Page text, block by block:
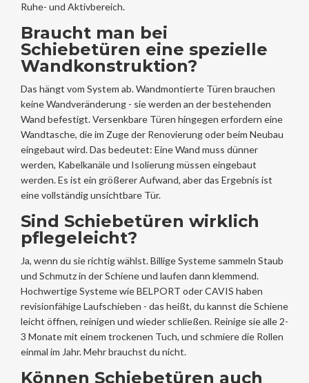
Ruhe- und Aktivbereich.
Braucht man bei
Schiebetüren eine spezielle
Wandkonstruktion?
Das hängt vom System ab. Wandmontierte Türen brauchen
keine Wandveränderung - sie werden an der bestehenden
Wand befestigt. Versenkbare Türen hingegen erfordern eine
Wandtasche, die im Zuge der Renovierung oder beim Neubau
eingebaut wird. Das bedeutet: Eine Wand muss dünner
werden, Kabelkanäle und Isolierung müssen eingebaut
werden. Es ist ein größerer Aufwand, aber das Ergebnis ist
eine vollständig unsichtbare Tür.
Sind Schiebetüren wirklich
pflegeleicht?
Ja, wenn du sie richtig wählst. Billige Systeme sammeln Staub
und Schmutz in der Schiene und laufen dann klemmend.
Hochwertige Systeme wie BELPORT oder CAVIS haben
revisionfähige Laufschieben - das heißt, du kannst die Schiene
leicht öffnen, reinigen und wieder schließen. Reinige sie alle 2-
3 Monate mit einem trockenen Tuch, und schmiere die Rollen
einmal im Jahr. Mehr brauchst du nicht.
Können Schiebetüren auch